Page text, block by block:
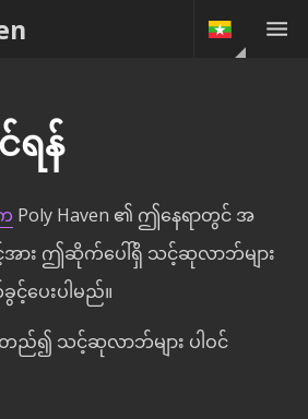
ရန်
Poly Haven ၏ ဤနေရာတွင် အ
င့်အား ဤဆိုက်ပေါ်ရှိ သင့်ဆုလာဘ်များ
ပေးပါမည်။
ည်၍ သင့်ဆုလာဘ်များ ပါဝင်